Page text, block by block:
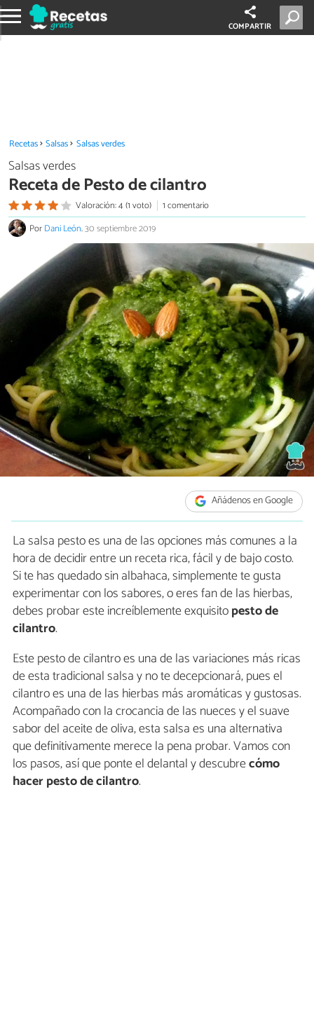
COMPARTIR
Recetas Salsas Salsas verdes
Salsas verdes
Receta de Pesto de cilantro
Valoración: 4 (1 voto)
1 comentario
PorDani León.30 septiembre 2019
Añádenos en Google
La salsa pesto es una de las opciones más comunes a la
hora de decidir entre un receta rica, fácil y de bajo costo.
Si te has quedado sin albahaca, simplemente te gusta
experimentar con los sabores, o eres fan de las hierbas,
debes probar este increíblemente exquisitopesto de
cilantro.
Este pesto de cilantro es una de las variaciones más ricas
de esta tradicional salsa y no te decepcionará, pues el
cilantro es una de las hierbas más aromáticas y gustosas.
Acompañado con la crocancia de las nueces y el suave
sabor del aceite de oliva, esta salsa es una alternativa
que definitivamente merece la pena probar. Vamos con
los pasos, así que ponte el delantal y descubrecómo
hacer pesto de cilantro.